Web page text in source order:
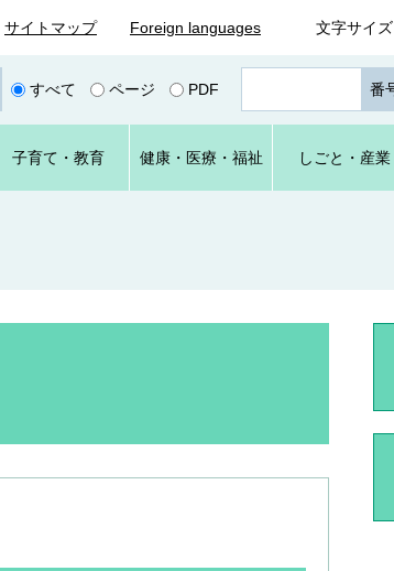
サイトマップ Foreign languages 文字サイズ
すべて ページ PDF
ジ
番
号
を
子育て ・教育 健康・ 医療・ 福祉 しごと ・産業